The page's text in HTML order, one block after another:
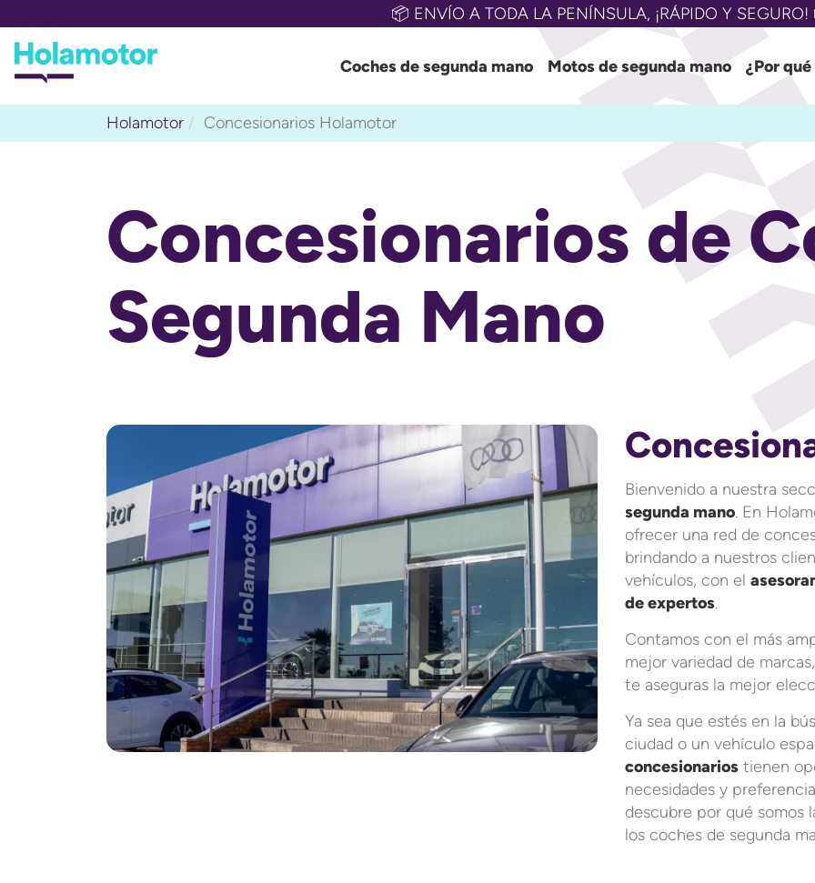
📦 ENVÍO A TODA LA PENÍNSULA, ¡RÁPIDO Y SEGURO!
Coches de segunda mano Motos de segunda mano ¿Por
Holamotor Concesionarios Holamotor
Concesionarios de
Segunda Mano
Bienvenido a nuestra
segunda mano. En
ofrecer una red de
brindando a nuestros
vehículos, con el
de expertos.
Contamos con el más
mejor variedad de
te aseguras la mejor
Ya sea que estés en la
ciudad o un vehículo
concesionarios tienen
necesidades y
descubre por qué somos
los coches de segunda